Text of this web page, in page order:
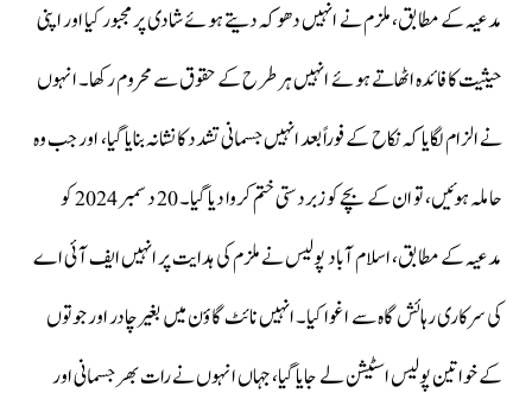
مدعیہ کے مطابق، ملزم نے انہیں دھوکہ دیتے ہوئے شادی پر مجبور کیا اور اپنی
حیثیت کا فائدہ اٹھاتے ہوئے انہیں ہر طرح کے حقوق سے محروم رکھا۔ انہوں
نے الزام لگایا کہ نکاح کے فوراً بعد انہیں جسمانی تشدد کا نشانہ بنایا گیا، اور جب وہ
حاملہ ہوئیں، تو ان کے بچے کو زبردستی ختم کروا دیا گیا۔ 20 دسمبر 2024 کو
مدعیہ کے مطابق، اسلام آباد پولیس نے ملزم کی ہدایت پر انہیں ایف آئی اے
کی سرکاری رہائش گاہ سے اغوا کیا۔ انہیں نائٹ گاؤن میں بغیر چادر اور جوتوں
کے خواتین پولیس اسٹیشن لے جایا گیا، جہاں انہوں نے رات بھر جسمانی اور